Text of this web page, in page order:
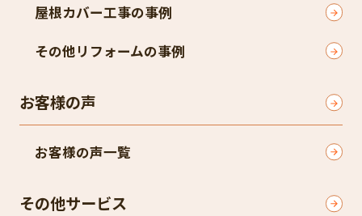
屋根カバー工事の事例
その他リフォームの事例
お客様の声
お客様の声一覧
その他サービス